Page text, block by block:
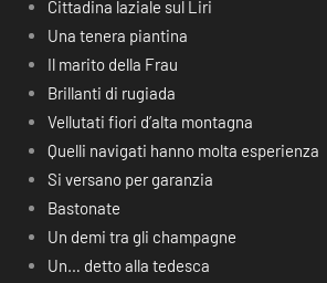
Cittadina laziale sul Liri
Una tenera piantina
Il marito della Frau
Brillanti di rugiada
Vellutati fiori d’alta montagna
Quelli navigati hanno molta esperienza
Si versano per garanzia
Bastonate
Un demi tra gli champagne
Un… detto alla tedesca